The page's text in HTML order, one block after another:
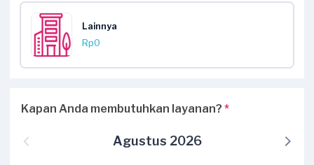
Lainnya
Rp0
Kapan Anda membutuhkan layanan? *
Agustus 2026